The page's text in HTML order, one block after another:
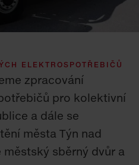
ELEKTROSPOTŘEBIČŮ
zpracování
pro kolektivní
a dále se
města Týn nad
sběrný dvůr a